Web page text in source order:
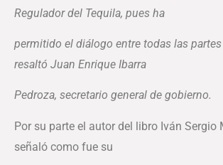
Regulador del Tequila, pues ha
permitido el diálogo entre todas las
resaltó Juan Enrique Ibarra
Pedroza, secretario general de gobierno.
Por su parte el autor del libro Iván Sergio
señaló como fue su